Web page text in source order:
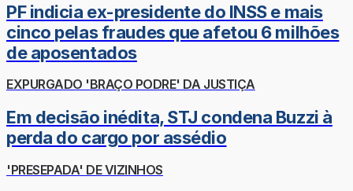
PF indicia ex-presidente do INSS e mais
cinco pelas fraudes que afetou 6 milhões
de aposentados
EXPURGADO 'BRAÇO PODRE' DA JUSTIÇA
Em decisão inédita, STJ condena Buzzi à
perda do cargo por assédio
'PRESEPADA' DE VIZINHOS